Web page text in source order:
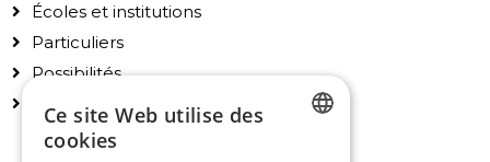
Écoles et institutions
Particuliers
Possibilités
Accessoires
Ce site Web utilise des
cookies